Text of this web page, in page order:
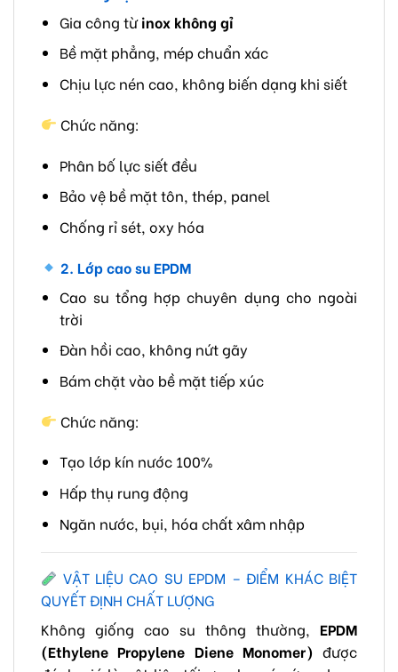
Gia công từinox không gỉ
Bề mặt phẳng, mép chuẩn xác
Chịu lực nén cao, không biến dạng khi siết
Chức năng:
Phân bố lực siết đều
Bảo vệ bề mặt tôn, thép, panel
Chống rỉ sét, oxy hóa
2. Lớp cao su EPDM
Cao su tổng hợp chuyên dụng cho ngoài
trời
Đàn hồi cao, không nứt gãy
Bám chặt vào bề mặt tiếp xúc
Chức năng:
Tạo lớp kín nước 100%
Hấp thụ rung động
Ngăn nước, bụi, hóa chất xâm nhập
VẬT LIỆU CAO SU EPDM – ĐIỂM KHÁC BIỆT
QUYẾT ĐỊNH CHẤT LƯỢNG
Không giống cao su thông thường, EPDM
(Ethylene Propylene Diene Monomer) được